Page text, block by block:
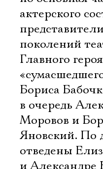
актерского
поколений
Главного
Бориса
в очередь
Моровов и
Яновский. По
отведены
и Александре